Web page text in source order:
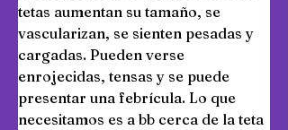
tetas aumentan su tamaño, se
vascularizan, se sienten pesadas y
cargadas. Pueden verse
enrojecidas, tensas y se puede
presentar una febrícula. Lo que
necesitamos es a bb cerca de la teta